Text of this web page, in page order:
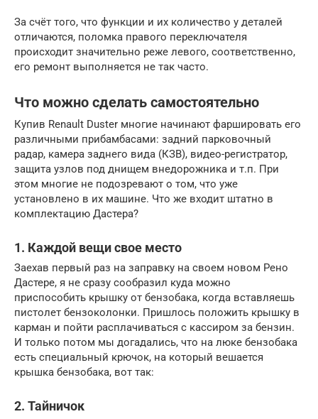
За счёт того, что функции и их количество у деталей
отличаются, поломка правого переключателя
происходит значительно реже левого, соответственно,
его ремонт выполняется не так часто.
Что можно сделать самостоятельно
Купив Renault Duster многие начинают фаршировать его
различными прибамбасами: задний парковочный
радар, камера заднего вида (КЗВ), видео-регистратор,
защита узлов под днищем внедорожника и т.п. При
этом многие не подозревают о том, что уже
установлено в их машине. Что же входит штатно в
комплектацию Дастера?
1. Каждой вещи свое место
Заехав первый раз на заправку на своем новом Рено
Дастере, я не сразу сообразил куда можно
приспособить крышку от бензобака, когда вставляешь
пистолет бензоколонки. Пришлось положить крышку в
карман и пойти расплачиваться с кассиром за бензин.
И только потом мы догадались, что на люке бензобака
есть специальный крючок, на который вешается
крышка бензобака, вот так:
2. Тайничок